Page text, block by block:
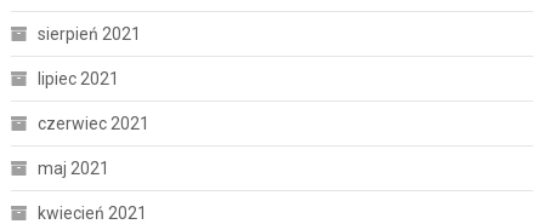
sierpień 2021
lipiec 2021
czerwiec 2021
maj 2021
kwiecień 2021